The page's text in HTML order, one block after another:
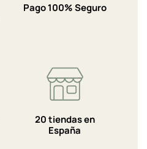
Pago 100% Seguro
20 tiendas en
España